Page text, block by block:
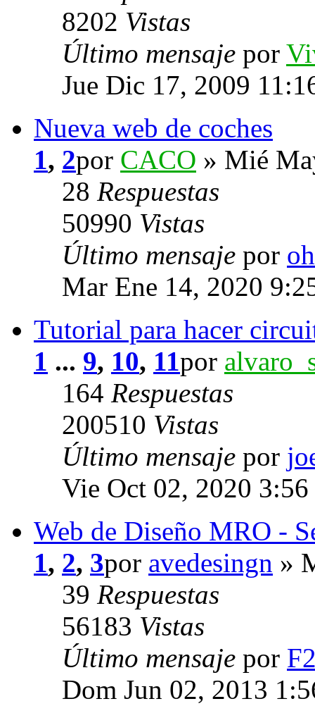
8202 Vistas
Último mensaje por
Jue Dic 17, 2009
Nueva web de coches
1, 2por CACO » Mié
28 Respuestas
50990 Vistas
Último mensaje por
Mar Ene 14, 2020
Tutorial para hacer
1 ... 9, 10, 11por
164 Respuestas
200510 Vistas
Último mensaje por
Vie Oct 02, 2020 3:56
Web de Diseño MRO -
1, 2, 3por avedesingn »
39 Respuestas
56183 Vistas
Último mensaje por
Dom Jun 02, 2013